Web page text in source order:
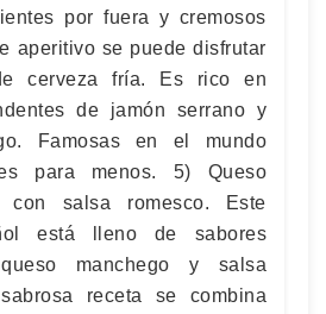
por fuera y cremosos
aperitivo se puede disfrutar
cerveza fría. Es rico en
de jamón serrano y
Famosas en el mundo
para menos. 5) Queso
con salsa romesco. Este
está lleno de sabores
manchego y salsa
receta se combina